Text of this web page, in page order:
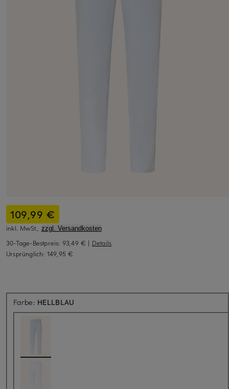
109,99 €
inkl. MwSt., zzgl. Versandkosten
30-Tage-Bestpreis: 93,49 € | Details
Ursprünglich: 149,95 €
Farbe: HELLBLAU